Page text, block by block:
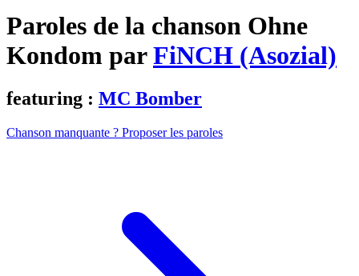
Paroles de la chanson Ohne
Kondom parFiNCH (Asozial)
featuring : MC Bomber
Chanson manquante ? Proposer les paroles